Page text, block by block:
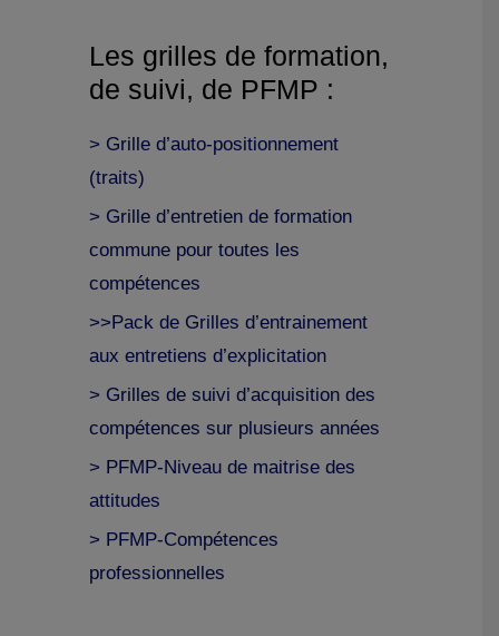
Les grilles de formation,
de suivi, de PFMP :
> Grille d’auto-positionnement
(traits)
> Grille d’entretien de formation
commune pour toutes les
compétences
>>Pack de Grilles d’entrainement
aux entretiens d’explicitation
> Grilles de suivi d’acquisition des
compétences sur plusieurs années
> PFMP-Niveau de maitrise des
attitudes
> PFMP-Compétences
professionnelles